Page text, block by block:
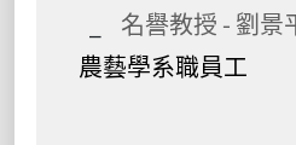
名譽教授 - 劉
農藝學系職員工